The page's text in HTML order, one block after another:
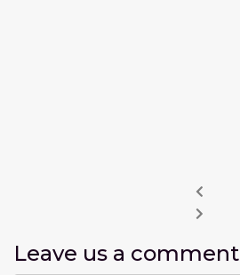
Leave us a comment